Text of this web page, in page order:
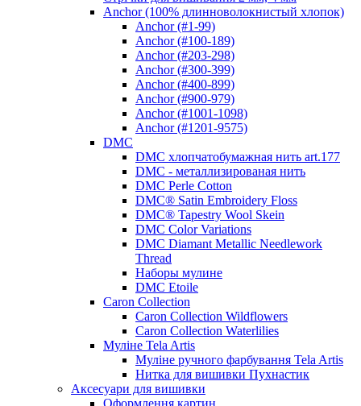
Anchor (100% длинноволокнистый хлопок)
Anchor (#1-99)
Anchor (#100-189)
Anchor (#203-298)
Anchor (#300-399)
Anchor (#400-899)
Anchor (#900-979)
Anchor (#1001-1098)
Anchor (#1201-9575)
DMC
DMC хлопчатобумажная нить art.177
DMC - металлизированая нить
DMC Perle Cotton
DMC® Satin Embroidery Floss
DMC® Tapestry Wool Skein
DMC Color Variations
DMC Diamant Metallic Needlework
Thread
Наборы мулине
DMC Etoile
Caron Collection
Caron Collection Wildflowers
Caron Collection Waterlilies
Муліне Tela Artis
Муліне ручного фарбування Tela Artis
Нитка для вишивки Пухнастик
Аксесуари для вишивки
Оформлення картин